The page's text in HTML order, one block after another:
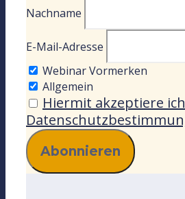
Nachname
E-Mail-Adresse
Webinar Vormerken
Allgemein
Hiermit akzeptiere